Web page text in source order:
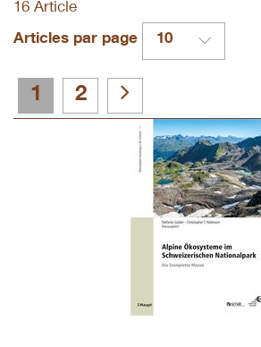
16 Article
Articles par page 10
1 2